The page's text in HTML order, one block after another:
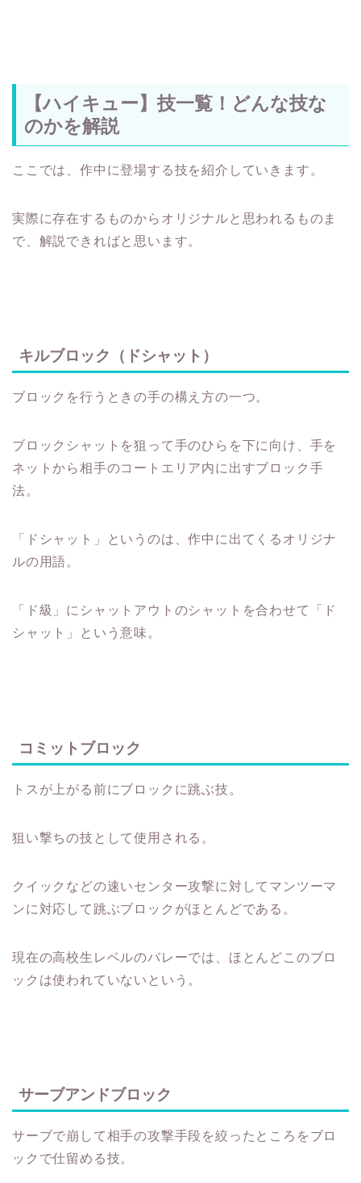
【ハイキュー】技一覧！どんな技な
のかを解説
ここでは、作中に登場する技を紹介していきます。
実際に存在するものからオリジナルと思われるものま
で、解説できればと思います。
キルブロック（ドシャット）
ブロックを行うときの手の構え方の一つ。
ブロックシャットを狙って手のひらを下に向け、手を
ネットから相手のコートエリア内に出すブロック手
法。
「ドシャット」というのは、作中に出てくるオリジナ
ルの用語。
「ド級」にシャットアウトのシャットを合わせて「ド
シャット」という意味。
コミットブロック
トスが上がる前にブロックに跳ぶ技。
狙い撃ちの技として使用される。
クイックなどの速いセンター攻撃に対してマンツーマ
ンに対応して跳ぶブロックがほとんどである。
現在の高校生レベルのバレーでは、ほとんどこのブロ
ックは使われていないという。
サーブアンドブロック
サーブで崩して相手の攻撃手段を絞ったところをブロ
ックで仕留める技。